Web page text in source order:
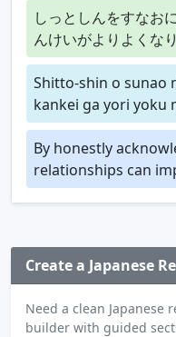
しっとしんをすなお
んけいがよりよくなり
Shitto-shin o sunao
kankei ga yori yoku
By honestly
relationships can
Create a Japanese
Need a clean Japanese
builder with guided